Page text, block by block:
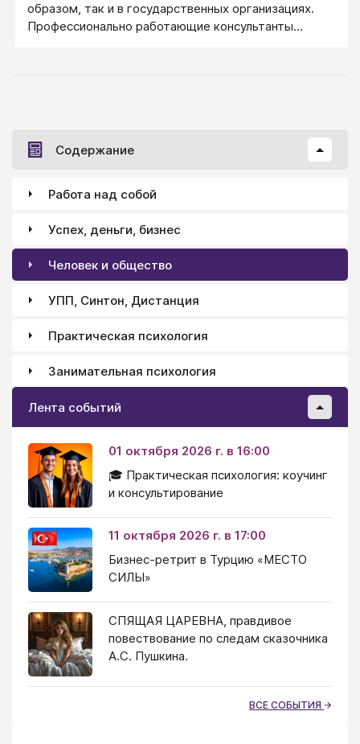
образом, так и в государственных организациях.
Профессионально работающие консультанты
Содержание
Работа над собой
Успех, деньги, бизнес
Человек и общество
УПП, Синтон, Дистанция
Практическая психология
Занимательная психология
Лента событий
01 октября 2026 г. в 16:00
🎓 Практическая психология: коучинг
и консультирование
11 октября 2026 г. в 17:00
Бизнес-ретрит в Турцию «МЕСТО
СИЛЫ»
СПЯЩАЯ ЦАРЕВНА, правдивое
повествование по следам сказочника
А.С. Пушкина.
ВСЕ СОБЫТИЯ